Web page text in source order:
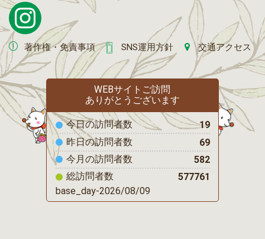
著作権・免責事項 SNS運用方針 交通アクセス
WEBサイトご訪問
ありがとうございます